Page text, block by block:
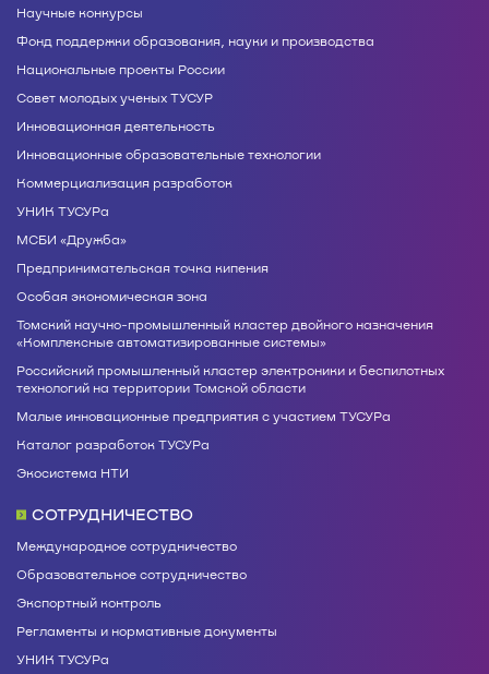
Научные конкурсы
Фонд поддержки образования, науки и производства
Национальные проекты России
Совет молодых ученых ТУСУР
Инновационная деятельность
Инновационные образовательные технологии
Коммерциализация разработок
УНИК ТУСУРа
МСБИ «Дружба»
Предпринимательская точка кипения
Особая экономическая зона
Томский научно-промышленный кластер двойного назначения
«Комплексные автоматизированные системы»
Российский промышленный кластер электроники и беспилотных
технологий на территории Томской области
Малые инновационные предприятия с участием ТУСУРа
Каталог разработок ТУСУРа
Экосистема НТИ
СОТРУДНИЧЕСТВО
Международное сотрудничество
Образовательное сотрудничество
Экспортный контроль
Регламенты и нормативные документы
УНИК ТУСУРа